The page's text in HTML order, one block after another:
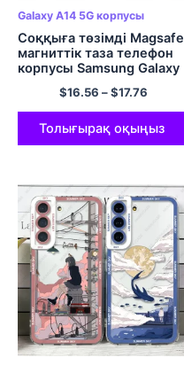
Galaxy A14 5G корпусы
Соққыға төзімді Magsafe
магниттік таза телефон
корпусы Samsung Galaxy
S23 S22 Ultra Plus A54
A34 A14 A52 A53 A32
A33 5G қатты қақпақ
$16.56 –$17.76
Толығырақ оқыңыз